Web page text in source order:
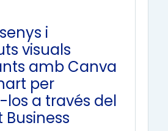
i
visuals
amb Canva
per
los a través del
Business